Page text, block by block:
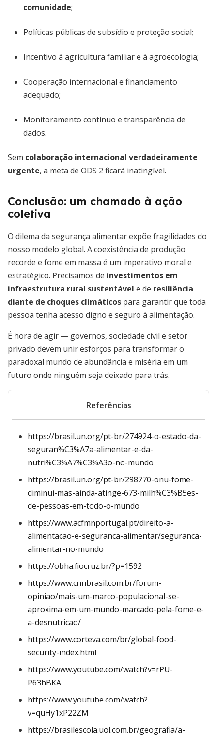
comunidade;
Políticas públicas de subsídio e proteção social;
Incentivo à agricultura familiar e à agroecologia;
Cooperação internacional e financiamento
adequado;
Monitoramento contínuo e transparência de
dados.
Sem colaboração internacional verdadeiramente
urgente, a meta de ODS 2 ficará inatingível.
Conclusão: um chamado à ação
coletiva
O dilema da segurança alimentar expõe fragilidades do
nosso modelo global. A coexistência de produção
recorde e fome em massa é um imperativo moral e
estratégico. Precisamos de investimentos em
infraestrutura rural sustentável e de resiliência
diante de choques climáticos para garantir que toda
pessoa tenha acesso digno e seguro à alimentação.
É hora de agir — governos, sociedade civil e setor
privado devem unir esforços para transformar o
paradoxal mundo de abundância e miséria em um
futuro onde ninguém seja deixado para trás.
Referências
https://brasil.un.org/pt-br/274924-o-estado-da-
seguran%C3%A7a-alimentar-e-da-
nutri%C3%A7%C3%A3o-no-mundo
https://brasil.un.org/pt-br/298770-onu-fome-
diminui-mas-ainda-atinge-673-milh%C3%B5es-
de-pessoas-em-todo-o-mundo
https://www.acfmnportugal.pt/direito-a-
alimentacao-e-seguranca-alimentar/seguranca-
alimentar-no-mundo
https://obha.fiocruz.br/?p=1592
https://www.cnnbrasil.com.br/forum-
opiniao/mais-um-marco-populacional-se-
aproxima-em-um-mundo-marcado-pela-fome-e-
a-desnutricao/
https://www.corteva.com/br/global-food-
security-index.html
https://www.youtube.com/watch?v=rPU-
P63hBKA
https://www.youtube.com/watch?
v=quHy1xP22ZM
https://brasilescola.uol.com.br/geografia/a-